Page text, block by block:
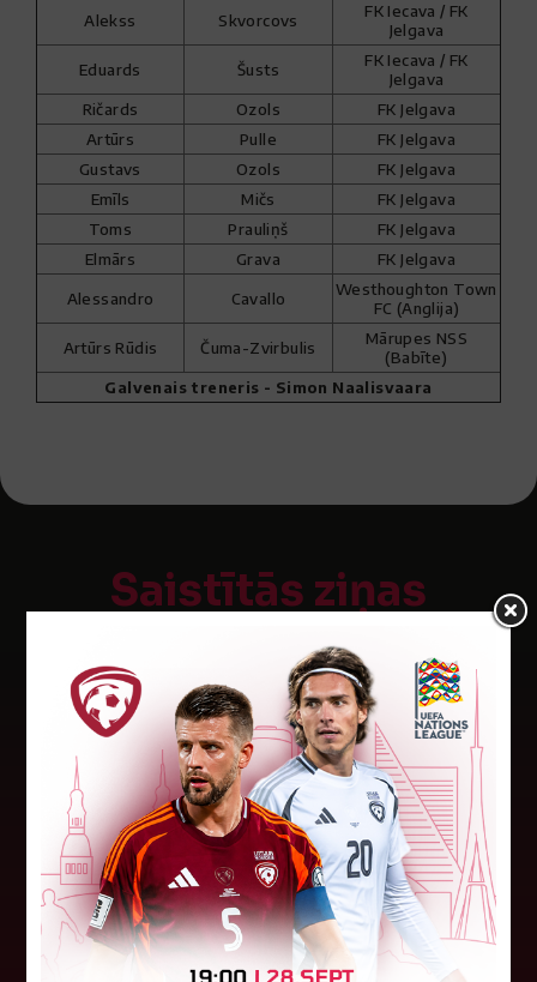
Alekss Skvorcovs
FK Iecava / FK
Jelgava
Eduards Šusts
FK Iecava / FK
Jelgava
Ričards
Ozols
FK Jelgava
Artūrs
Pulle
FK Jelgava
Gustavs
Ozols
FK Jelgava
Emīls
Mičs
FK Jelgava
Toms
Prauliņš
FK Jelgava
Elmārs
Grava FK Jelgava
Alessandro Cavallo
Westhoughton Town
FC (Anglija)
Artūrs Rūdis Čuma-Zvirbulis
Mārupes NSS
(Babīte)
Galvenais treneris - Simon Naalisvaara
Saistītās ziņas
Trīs Latvijas komandas spēlēs
BYFL finālos